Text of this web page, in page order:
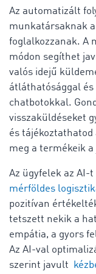
Az automatizált
munkatársaknak
foglalkozzanak. A
módon segíthet
valós idejű
átláthatósággal
chatbotokkal.
visszaküldéseket
és
meg a termékeik
Az ügyfelek az AI-
mérföldes
pozitívan
tetszett nekik a
empátia, a gyors
Az AI-val
szerint javult